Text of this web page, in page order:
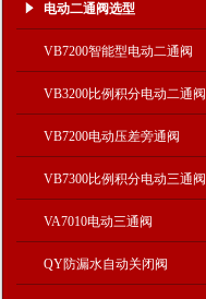
电动二通阀选型
VB7200智能型电动二通阀
VB3200比例积分电动二通阀
VB7200电动压差旁通阀
VB7300比例积分电动三通阀
VA7010电动三通阀
QY防漏水自动关闭阀